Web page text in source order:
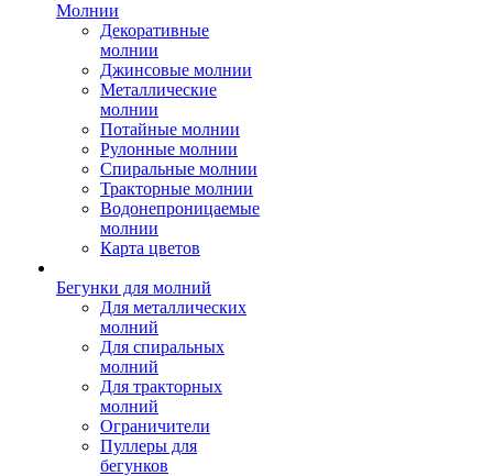
Молнии
Декоративные
молнии
Джинсовые молнии
Металлические
молнии
Потайные молнии
Рулонные молнии
Спиральные молнии
Тракторные молнии
Водонепроницаемые
молнии
Карта цветов
Бегунки для молний
Для металлических
молний
Для спиральных
молний
Для тракторных
молний
Ограничители
Пуллеры для
бегунков